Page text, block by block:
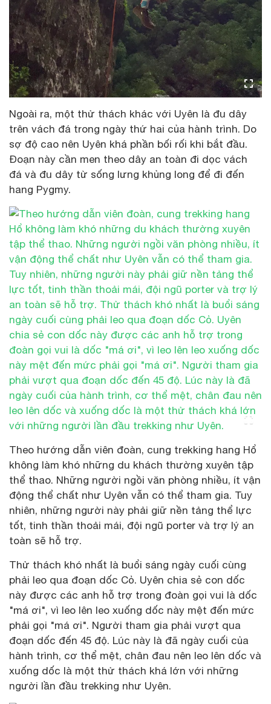
Ngoài ra, một thử thách khác với Uyên là đu dây
trên vách đá trong ngày thứ hai của hành trình. Do
sợ độ cao nên Uyên khá phần bối rối khi bắt đầu.
Đoạn này cần men theo dây an toàn đi dọc vách
đá và đu dây từ sống lưng khủng long để đi đến
hang Pygmy.
Theo hướng dẫn viên đoàn, cung trekking hang Hổ
không làm khó những du khách thường xuyên tập
thể thao. Những người ngồi văn phòng nhiều, ít vận
động thể chất như Uyên vẫn có thể tham gia. Tuy
nhiên, những người này phải giữ nền tảng thể lực
tốt, tinh thần thoải mái, đội ngũ porter và trợ lý an
toàn sẽ hỗ trợ.
Thử thách khó nhất là buổi sáng ngày cuối cùng
phải leo qua đoạn dốc Cỏ. Uyên chia sẻ con dốc
này được các anh hỗ trợ trong đoàn gọi vui là dốc
"má ơi", vì leo lên leo xuống dốc này mệt đến mức
phải gọi "má ơi". Người tham gia phải vượt qua
đoạn dốc đến 45 độ. Lúc này là đã ngày cuối của
hành trình, cơ thể mệt, chân đau nên leo lên dốc và
xuống dốc là một thử thách khá lớn với những
người lần đầu trekking như Uyên.